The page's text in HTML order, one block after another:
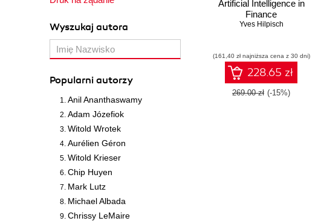
Wyszukaj autora
Popularni autorzy
Anil Ananthaswamy
Adam Józefiok
Witold Wrotek
Aurélien Géron
Witold Krieser
Chip Huyen
Mark Lutz
Michael Albada
Chrissy LeMaire
Artificial Intelligence in
Finance
Yves Hilpisch
(161,40 zł najniższa cena z 30 dni)
228.65 zł
269.00 zł (-15%)